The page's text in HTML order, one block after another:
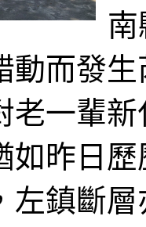
動而發
老一輩
如昨日
左鎮斷